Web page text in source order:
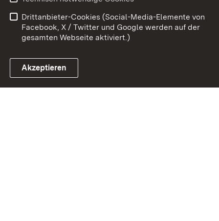
Link zum Landesportal
Barrierefreiheit
Impressum Cookies
Drittanbieter-Cookies (Social-Media-Elemente von
Facebook, X / Twitter und Google werden auf der
gesamten Webseite aktiviert.)
Akzeptieren